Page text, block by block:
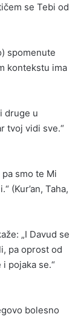
se Tebi od
spomenute
kontekstu ima
druge u
tvoj vidi sve.“
smo te Mi
(Kur’an, Taha,
„I Davud se
pa oprost od
pojaka se.“
bolesno